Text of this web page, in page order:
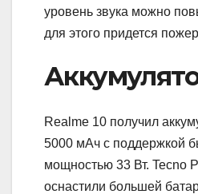
уровень звука можно
для этого придется
Realme 10 получил
5000 мАч с поддержкой
мощностью 33 Вт. Tecno
оснастили большей